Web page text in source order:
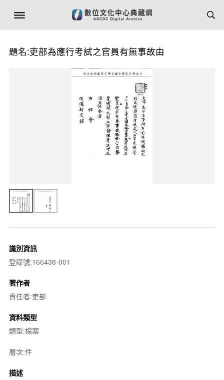
題名:吏部為應行考試之官員有無事故由
識別資訊
登錄號:166438-001
著作者
責任者:吏部
資料類型
類型:檔案
層次:件
描述